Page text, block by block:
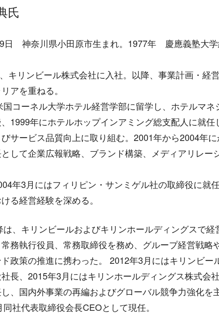
氏
日 神奈川県小田原市生まれ。1977年 慶應義塾大
キリンビール株式会社に入社。以降、事業計画・経
アを重ねる。
国コーネル大学ホテル経営学部に留学し、ホテルマネ
1999年にホテルホップインアミング総支配人に就任
サービス品質向上に取り組む。2001年から2004年
して企業広報戦略、ブランド構築、メディアリレー
年3月にはフィリピン・サンミゲル社の取締役に就
る経営経験を深める。
、キリンビールおよびキリンホールディングスで経
務執行役員、常務取締役を務め、グループ経営戦略
政策の推進に携わった。 2012年3月にはキリンビー
長、2015年3月にはキリンホールディングス株式会
、国内外事業の再編およびグローバル競争力強化を
社代表取締役会長CEOとして現任。